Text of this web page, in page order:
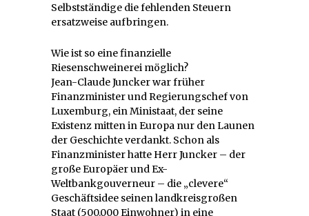
Selbstständige die fehlenden Steuern
ersatzweise aufbringen.
Wie ist so eine finanzielle
Riesenschweinerei möglich?
Jean-Claude Juncker war früher
Finanzminister und Regierungschef von
Luxemburg, ein Ministaat, der seine
Existenz mitten in Europa nur den Launen
der Geschichte verdankt. Schon als
Finanzminister hatte Herr Juncker – der
große Europäer und Ex-
Weltbankgouverneur – die „clevere“
Geschäftsidee seinen landkreisgroßen
Staat (500.000 Einwohner) in eine